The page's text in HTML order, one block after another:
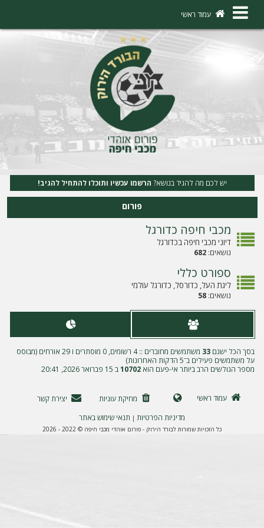
×
ו
ה
ר
ש
מ
עמוד ראשי
יש לכם מה להגיד בנושא? הרשמו עכשיו ותוכלו להתחיל להגיב!
פורום
מכבי חיפה כדורגל
דיוני מכבי חיפה בכדורגל
נושאים:682
ספורט כללי
ליגת העל, כדורסל, כדורגל עולמי
נושאים:58
בסך הכל ישנם33
משתמשים מחוברים :: 4 רשומים, 0 מוסתרים ו 29 אורחים (מבוסס
על משתמשים פעילים ב־5 הדקות האחרונות)
מספר הגולשים הרב ביותר אי-פעם הוא10702ב 15 פברואר 2026, 20:41
עמוד ראשי מחיקת עוגיות
יצירת קשר
מדיניות הפרטיות | תנאי שימוש באתר
כל הזכויות שמורות לבורד הירוק - פורום אוהדי מכבי חיפה © 2022 - 2026